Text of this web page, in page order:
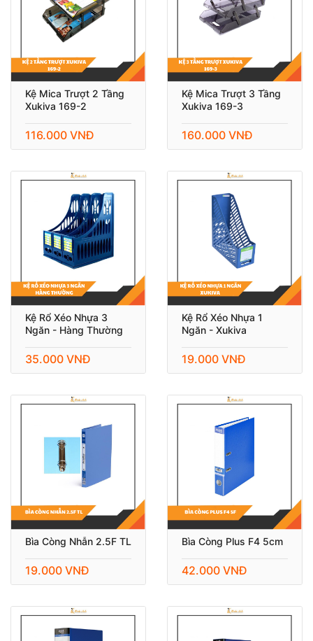
Kệ Mica Trượt 2 Tầng
Xukiva 169-2
116.000 VNĐ
Kệ Mica Trượt 3 Tầng
Xukiva 169-3
160.000 VNĐ
Kệ Rổ Xéo Nhựa 3
Ngăn - Hàng Thường
35.000 VNĐ
Kệ Rổ Xéo Nhựa 1
Ngăn - Xukiva
19.000 VNĐ
Bìa Còng Nhẫn 2.5F TL
19.000 VNĐ
Bìa Còng Plus F4 5cm
42.000 VNĐ